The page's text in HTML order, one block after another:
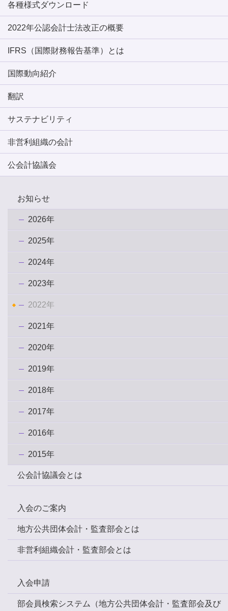
各種様式ダウンロード
2022年公認会計士法改正の概要
IFRS（国際財務報告基準）とは
国際動向紹介
翻訳
サステナビリティ
非営利組織の会計
公会計協議会
お知らせ
2026年
2025年
2024年
2023年
2022年
2021年
2020年
2019年
2018年
2017年
2016年
2015年
公会計協議会とは
入会のご案内
地方公共団体会計・監査部会とは
非営利組織会計・監査部会とは
入会申請
部会員検索システム（地方公共団体会計・監査部会及び